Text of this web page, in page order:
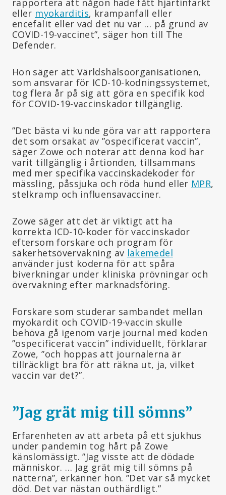
eller myokarditis, krampanfall eller
encefalit eller vad det nu var … på grund av
COVID-19-vaccinet”, säger hon till The
Defender.
Hon säger att Världshälsoorganisationen,
som ansvarar för ICD-10-kodningssystemet,
tog flera år på sig att göra en specifik kod
för COVID-19-vaccinskador tillgänglig.
”Det bästa vi kunde göra var att rapportera
det som orsakat av ”ospecificerat vaccin”,
säger Zowe och noterar att denna kod har
varit tillgänglig i årtionden, tillsammans
med mer specifika vaccinskadekoder för
mässling, påssjuka och röda hund eller MPR,
stelkramp och influensavacciner.
Zowe säger att det är viktigt att ha
korrekta ICD-10-koder för vaccinskador
eftersom forskare och program för
säkerhetsövervakning av läkemedel
använder just koderna för att spåra
biverkningar under kliniska prövningar och
övervakning efter marknadsföring.
Forskare som studerar sambandet mellan
myokardit och COVID-19-vaccin skulle
behöva gå igenom varje journal med koden
”ospecificerat vaccin” individuellt, förklarar
Zowe, ”och hoppas att journalerna är
tillräckligt bra för att räkna ut, ja, vilket
vaccin var det?”.
”Jag grät mig till sömns”
Erfarenheten av att arbeta på ett sjukhus
under pandemin tog hårt på Zowe
känslomässigt. ”Jag visste att de dödade
människor. … Jag grät mig till sömns på
nätterna”, erkänner hon. ”Det var så mycket
död. Det var nästan outhärdligt.”